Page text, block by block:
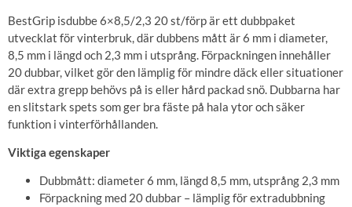
BestGrip isdubbe 6×8,5/2,3 20 st/förp är ett dubbpaket
utvecklat för vinterbruk, där dubbens mått är 6 mm i diameter,
8,5 mm i längd och 2,3 mm i utsprång. Förpackningen innehåller
20 dubbar, vilket gör den lämplig för mindre däck eller situationer
där extra grepp behövs på is eller hård packad snö. Dubbarna har
en slitstark spets som ger bra fäste på hala ytor och säker
funktion i vinterförhållanden.
Viktiga egenskaper
Dubbmått: diameter 6 mm, längd 8,5 mm, utsprång 2,3 mm
Förpackning med 20 dubbar – lämplig för extradubbning